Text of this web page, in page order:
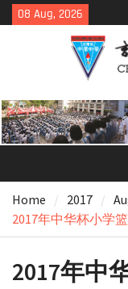
Skip
to
08 Aug, 2026
Home 2017
2017年中华杯小学
2017年中